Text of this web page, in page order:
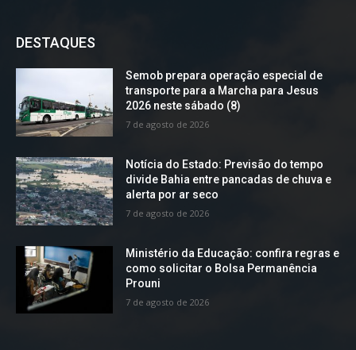
DESTAQUES
Semob prepara operação especial de
transporte para a Marcha para Jesus
2026 neste sábado (8)
7 de agosto de 2026
Notícia do Estado: Previsão do tempo
divide Bahia entre pancadas de chuva e
alerta por ar seco
7 de agosto de 2026
Ministério da Educação: confira regras e
como solicitar o Bolsa Permanência
Prouni
7 de agosto de 2026